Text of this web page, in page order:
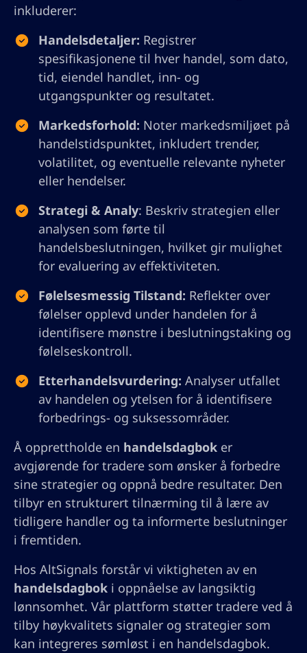
inkluderer:
Handelsdetaljer: Registrer
spesifikasjonene til hver handel, som dato,
tid, eiendel handlet, inn- og
utgangspunkter og resultatet.
Markedsforhold: Noter markedsmiljøet på
handelstidspunktet, inkludert trender,
volatilitet, og eventuelle relevante nyheter
eller hendelser.
Strategi & Analy: Beskriv strategien eller
analysen som førte til
handelsbeslutningen, hvilket gir mulighet
for evaluering av effektiviteten.
Følelsesmessig Tilstand: Reflekter over
følelser opplevd under handelen for å
identifisere mønstre i beslutningstaking og
følelseskontroll.
Etterhandelsvurdering: Analyser utfallet
av handelen og ytelsen for å identifisere
forbedrings- og suksessområder.
Å opprettholde en handelsdagbok er
avgjørende for tradere som ønsker å forbedre
sine strategier og oppnå bedre resultater. Den
tilbyr en strukturert tilnærming til å lære av
tidligere handler og ta informerte beslutninger
i fremtiden.
Hos AltSignals forstår vi viktigheten av en
handelsdagbok i oppnåelse av langsiktig
lønnsomhet. Vår plattform støtter tradere ved å
tilby høykvalitets signaler og strategier som
kan integreres sømløst i en handelsdagbok.